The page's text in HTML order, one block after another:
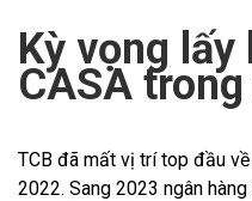
Kỳ vọng
CASA
TCB đã mất vị trí top đầu
2022. Sang 2023 ngân